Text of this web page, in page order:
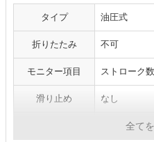
タイプ 油圧式
折りたたみ 不可
モニター項目 ストローク
滑り止め なし
12段階全て